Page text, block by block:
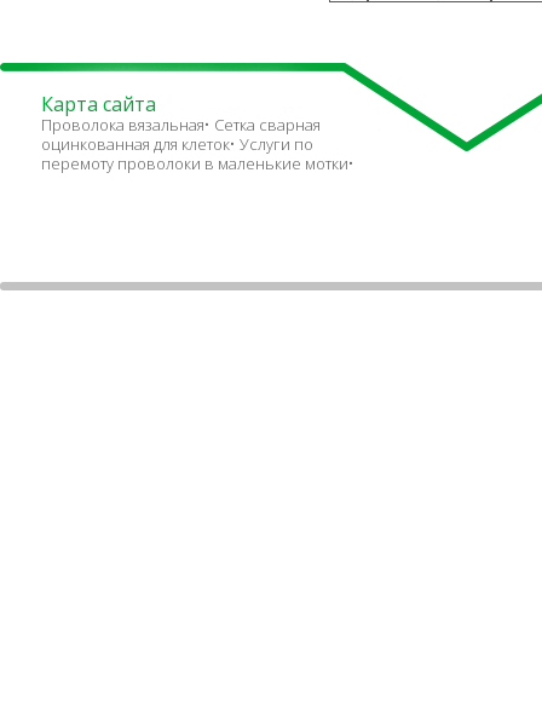
Карта сайта
Проволока вязальная Сетка сварная
оцинкованная для клеток Услуги по
перемоту проволоки в маленькие мотки